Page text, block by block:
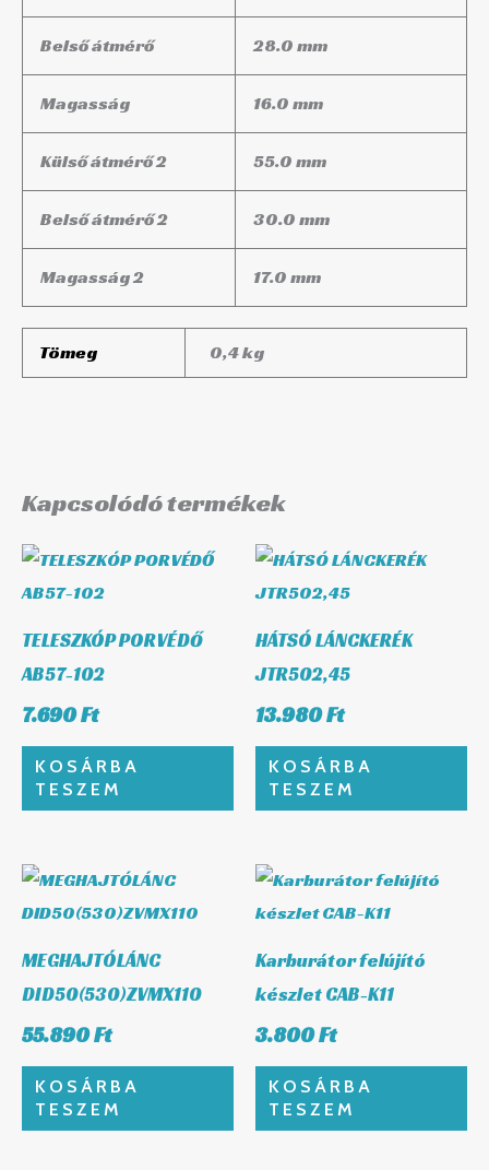
Belső átmérő 28.0 mm
Magasság 16.0 mm
Külső átmérő 2 55.0 mm
Belső átmérő 2 30.0 mm
Magasság 2 17.0 mm
Tömeg 0,4 kg
Kapcsolódó termékek
TELESZKÓP PORVÉDŐ
AB57-102
7.690Ft
KOSÁRBA
TESZEM
HÁTSÓ LÁNCKERÉK
JTR502,45
13.980Ft
KOSÁRBA
TESZEM
MEGHAJTÓLÁNC
DID50(530)ZVMX110
55.890Ft
KOSÁRBA
TESZEM
Karburátor felújító
készlet CAB-K11
3.800Ft
KOSÁRBA
TESZEM